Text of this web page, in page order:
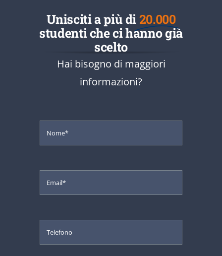
Unisciti a più di20.000
studenti che ci hanno già
scelto
Hai bisogno di maggiori
informazioni?